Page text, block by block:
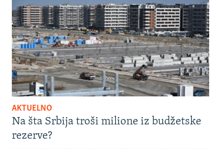
AKTUELNO
Na šta Srbija troši milione iz budžetske
rezerve?